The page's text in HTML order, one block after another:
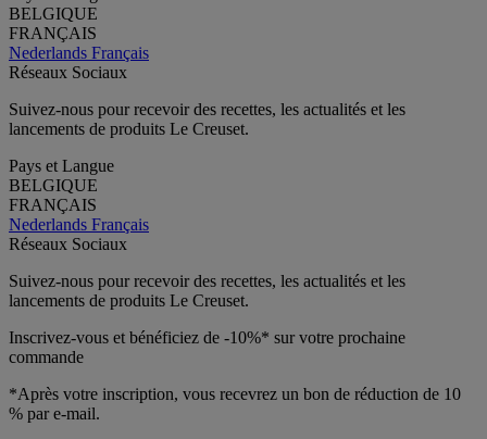
BELGIQUE
FRANÇAIS
Nederlands Français
Réseaux Sociaux
Suivez-nous pour recevoir des recettes, les actualités et les
lancements de produits Le Creuset.
Pays et Langue
BELGIQUE
FRANÇAIS
Nederlands Français
Réseaux Sociaux
Suivez-nous pour recevoir des recettes, les actualités et les
lancements de produits Le Creuset.
Inscrivez-vous et bénéficiez de -10%* sur votre prochaine
commande
*Après votre inscription, vous recevrez un bon de réduction de 10
% par e-mail.